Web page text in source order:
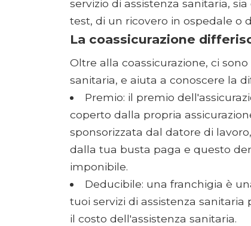
servizio di assistenza sanitaria,
test, di un ricovero in ospedale o
La coassicurazione
Oltre alla coassicurazione, ci
sanitaria, e aiuta a conoscere la
Premio: il premio
coperto dalla propria
sponsorizzata dal datore di
dalla tua busta paga e questo
imponibile.
Deducibile: una franchigia è
tuoi servizi di assistenza
il costo dell'assistenza sanitaria.